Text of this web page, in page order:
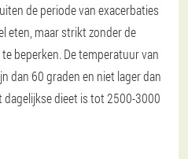
de periode van exacerbaties
eten, maar strikt zonder de
beperken. De temperatuur van
dan 60 graden en niet lager dan
dagelijkse dieet is tot 2500-3000